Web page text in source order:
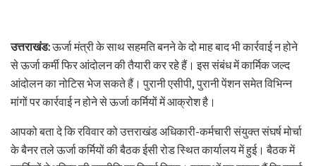
उत्तराखंड:ऊर्जा मंत्री के साथ सहमति बनने के दो माह बाद भी कार्रवाई न होने
से ऊर्जा कर्मी फिर आंदोलन की तैयारी कर रहे हैं। इस संबंध में कार्मिक जल्द
आंदोलन का नोटिस भेज सकते हैं। पुरानी एसीपी, पुरानी पेंशन समेत विभिन्न
मांगों पर कार्रवाई न होने से ऊर्जा कर्मियों में आक्रोश है।
आपको बता दे कि रविवार को उत्तराखंड अधिकारी-कर्मचारी संयुक्त संघर्ष मोर्चा
के बैनर तले ऊर्जा कर्मियों की बैठक ईसी रोड स्थित कार्यालय में हुई। बैठक में